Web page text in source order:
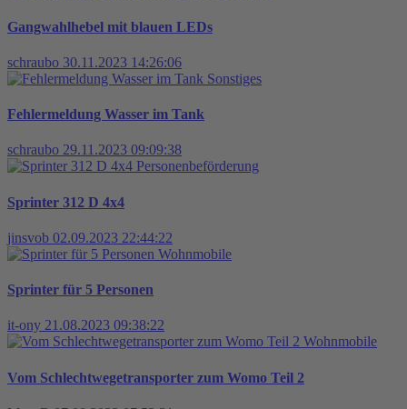
Gangwahlhebel mit blauen LEDs
schraubo 30.11.2023 14:26:06
Sonstiges
Fehlermeldung Wasser im Tank
schraubo 29.11.2023 09:09:38
Personenbeförderung
Sprinter 312 D 4x4
jinsvob 02.09.2023 22:44:22
Wohnmobile
Sprinter für 5 Personen
it-ony 21.08.2023 09:38:22
Wohnmobile
Vom Schlechtwegetransporter zum Womo Teil 2